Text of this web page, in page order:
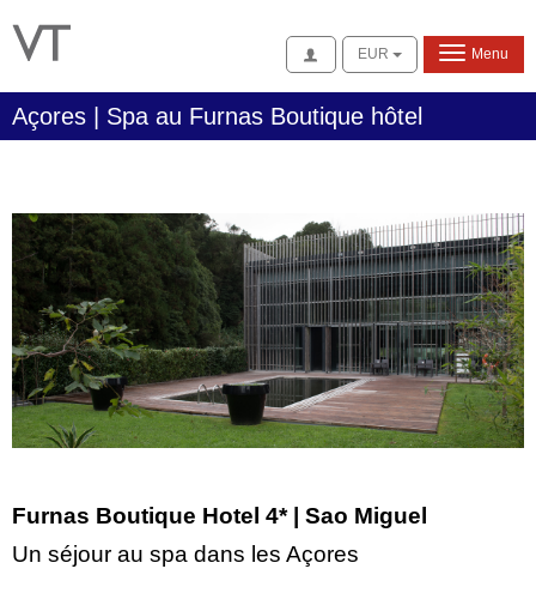
Se connecter
EUR Menu
Açores | Spa au Furnas Boutique hôtel
Furnas Boutique Hotel 4* | Sao Miguel
Un séjour au spa dans les Açores